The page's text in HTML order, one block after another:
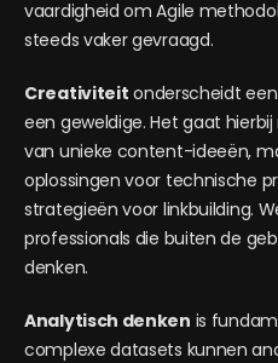
vaardigheid om Agile
steeds vaker gevraagd.
Creativiteit onderscheidt
een geweldige. Het gaat
van unieke content-ideeën,
oplossingen voor technische
strategieën voor linkbuilding.
professionals die buiten de
denken.
Analytisch denken is
complexe datasets kunnen